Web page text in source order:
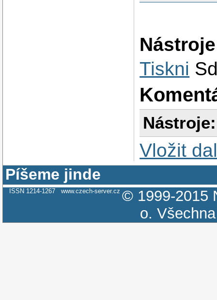
Nástroje
Tiskni
Nástroje:
Vložit
Píšeme jinde
ISSN 1214-1267 www.czech-server.cz © 1999-2015
o.